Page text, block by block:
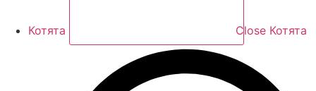
Котята Close Котята